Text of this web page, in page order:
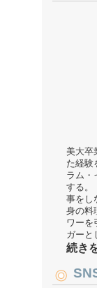
美大卒
た経験
ラム・
する。
事をし
身の料
ワーを
ガーと
続き